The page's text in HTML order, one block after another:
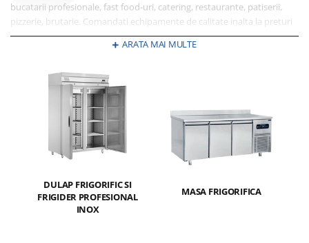
bucatarii profesionale, fast food-uri, catering, restaurante, patiserii,
pizzerie, brutarie. Comandati echipamente de calitate inalta la preturi
competitive. Profitati de reduceri, promotii si oferte speciale la
dulapuri frigorifice verticale, tejghele refrigerare si congelare, vitrine
inghetate si sucuri si multe altele aflate in stoc. In oferta TOPK de
echipamente frigorifice regasiti doar branduri recunoscute si de
ARATA MAI MULTE
DULAP FRIGORIFIC SI
FRIGIDER PROFESIONAL
INOX
MASA FRIGORIFICA